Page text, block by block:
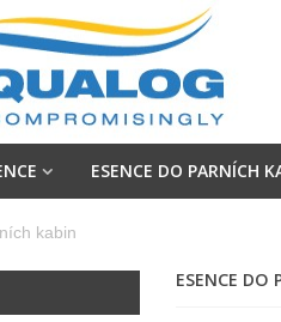
ESENCE DO PARNÍCH
kabin
ESENCE DO